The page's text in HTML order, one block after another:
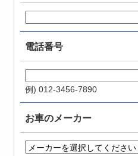
電話番号
例) 012-3456-7890
お車のメーカー